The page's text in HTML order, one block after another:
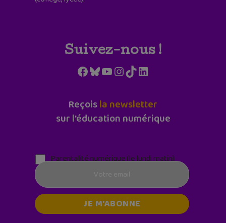
Suivez-nous !
Facebook
Bluesky
YouTube
Instagram
TikTokLinkedIn
Reçoisla newsletter
sur l'éducation numérique
Parentalité numérique (le lundi matin)